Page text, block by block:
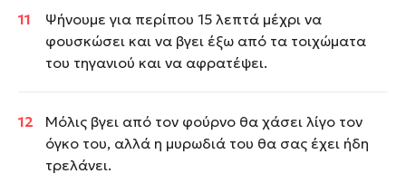
Ψήνουμε για περίπου 15 λεπτά μέχρι να
φουσκώσει και να βγει έξω από τα τοιχώματα
του τηγανιού και να αφρατέψει.
Μόλις βγει από τον φούρνο θα χάσει λίγο τον
όγκο του, αλλά η μυρωδιά του θα σας έχει ήδη
τρελάνει.